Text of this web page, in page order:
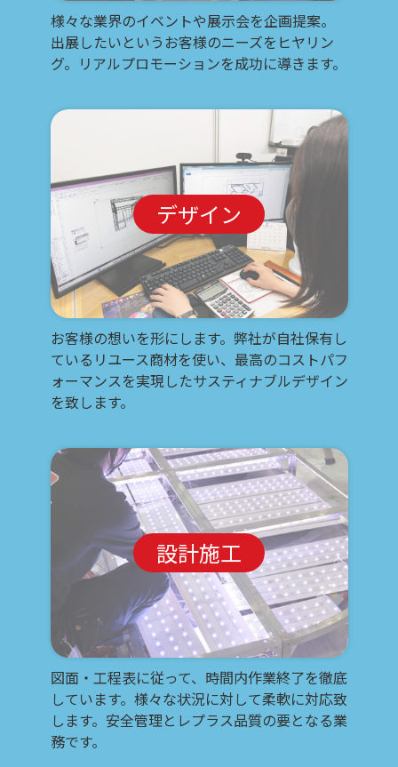
様々な業界のイベントや展示会を企画提案。
出展したいというお客様のニーズをヒヤリン
グ。リアルプロモーションを成功に導きます。
デザイン
お客様の想いを形にします。弊社が自社保有し
ているリユース商材を使い、最高のコストパフ
ォーマンスを実現したサスティナブルデザイン
を致します。
設計施工
図面・工程表に従って、時間内作業終了を徹底
しています。様々な状況に対して柔軟に対応致
します。安全管理とレプラス品質の要となる業
務です。